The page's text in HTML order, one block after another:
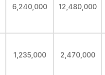
6,240,000 12,480,000
1,235,000 2,470,000